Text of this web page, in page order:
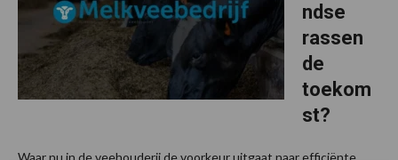
ndse
rassen
de
toekom
st?
Waar nu in de veehouderij de voorkeur uitgaat naar efficiënte